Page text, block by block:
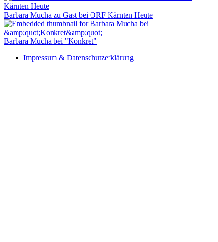
Barbara Mucha zu Gast bei ORF Kärnten Heute
Barbara Mucha bei "Konkret"
Impressum & Datenschutzerklärung